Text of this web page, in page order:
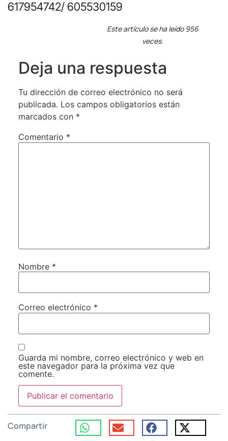
617954742/ 605530159
Este artículo se ha leído 956
veces.
Deja una respuesta
Tu dirección de correo electrónico no será
publicada. Los campos obligatorios están
marcados con *
Comentario *
Nombre *
Correo electrónico *
Guarda mi nombre, correo electrónico y web en
este navegador para la próxima vez que
comente.
Compartir